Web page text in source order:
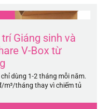
Giáng sinh và
V-Box từ
dùng 1-2 tháng mỗi năm.
m³/tháng thay vì chiếm tủ